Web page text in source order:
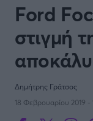
Ford
στιγμή
Δημήτρης Γράτσος
18 Φεβρουαρίου 2019 -